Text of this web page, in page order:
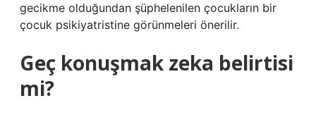
gecikme olduğundan şüphelenilen çocukların bir
çocuk psikiyatristine görünmeleri önerilir.
Geç konuşmak zeka belirtisi
mi?